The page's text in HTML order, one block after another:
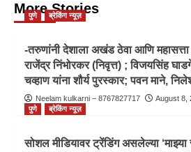
More Stories
पुणे ब्रेकिंग न्यूज़
-तरुणांनी देशाला अखंड ठेवा आणि
राजेंद्र निंभोरकर (निवृत्त) ; विजयसिंह
चव्हाण यांना शौर्य पुरस्कार; पवन माने,
Neelam kulkarni – 8767827717 August 8,
पुणे
ब्रेकिंग न्यूज़
सोशल मीडियावर ट्रेंडिंग असलेल्या ‘माझ्या